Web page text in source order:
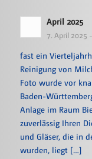
April 2025
7. April 2025 -
fast ein
Reinigung von
Foto wurde vor
Baden-
Anlage im Raum
zuverlässig Ihren
und Gläser, die in
wurden, liegt […]